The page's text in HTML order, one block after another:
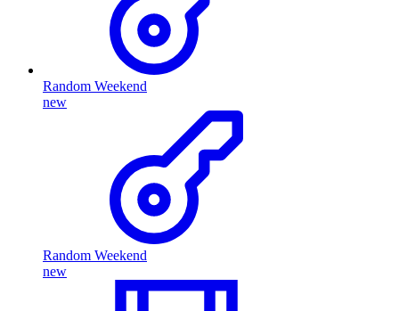
Random Weekend
new
Random Weekend
new